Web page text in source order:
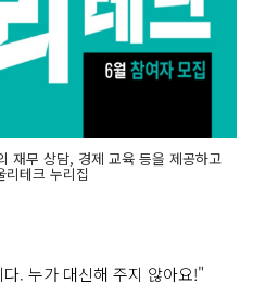
재무 상담, 경제 교육 등을 제공하고
테크 누리집
. 누가 대신해 주지 않아요!"